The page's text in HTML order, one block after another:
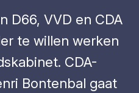
D66, VVD en CDA
te willen werken
CDA-
Bontenbal gaat